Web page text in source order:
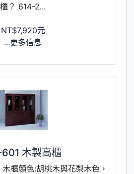
櫃？ 614-2...
NT$7,920元
...更多信息
木製高櫃
櫃顏色:胡桃木與花梨木色，